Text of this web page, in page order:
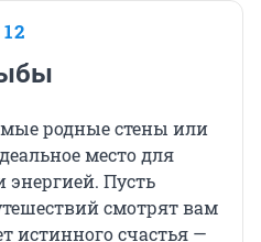
12
родные стены или
место для
энергией. Пусть
смотрят вам
истинного счастья —